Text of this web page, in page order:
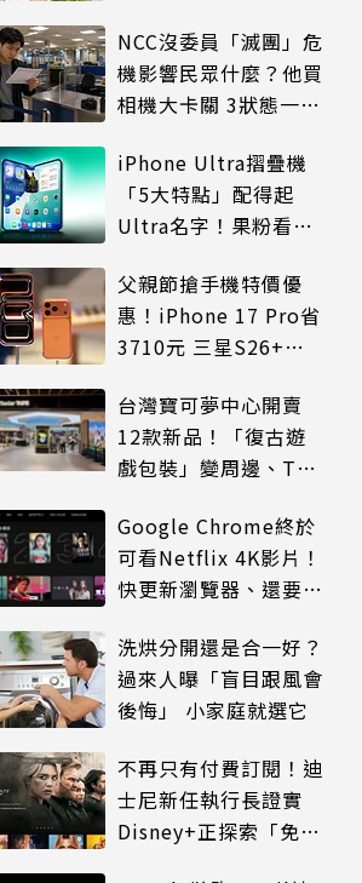
NCC沒委員「滅團」危
機影響民眾什麼？他買
相機大卡關 3狀態一同
iPhone Ultra摺疊機
「5大特點」配得起
Ultra名字！果粉看完
父親節搶手機特價優
惠！iPhone 17 Pro省
3710元 三星S26+狂
台灣寶可夢中心開賣
12款新品！「復古遊
戲包裝」變周邊、T恤
Google Chrome終於
可看Netflix 4K影片！
快更新瀏覽器、還要符
洗烘分開還是合一好？
過來人曝「盲目跟風會
後悔」 小家庭就選它
不再只有付費訂閱！迪
士尼新任執行長證實
Disney+正探索「免費